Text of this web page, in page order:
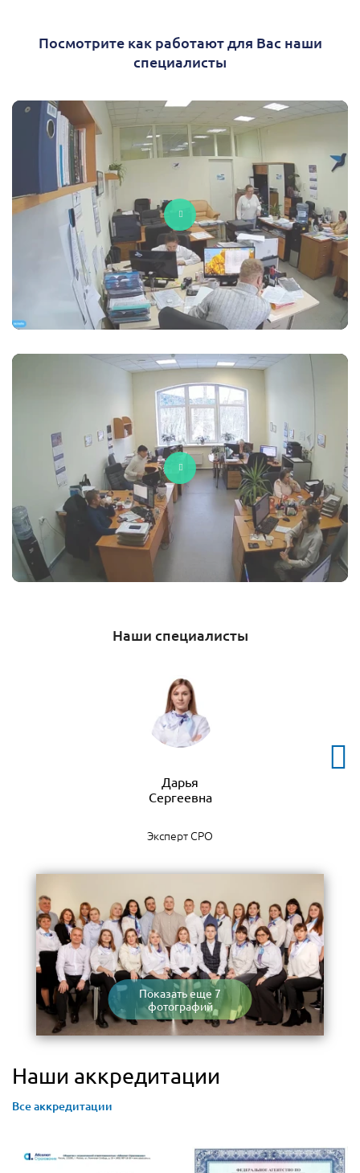
Посмотрите как работают для Вас наши
специалисты
Наши специалисты
Дарья
Сергеевна
Эксперт СРО
Показать еще 7
фотографий
Наши аккредитации
Все аккредитации